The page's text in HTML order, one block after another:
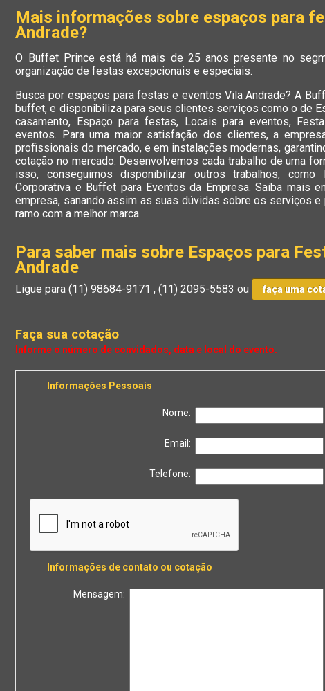
Mais informações sobre espaços para
Andrade?
O Buffet Prince está há mais de 25 anos presente no
organização de festas excepcionais e especiais.
Busca por espaços para festas e eventos Vila Andrade? A
buffet, e disponibiliza para seus clientes serviços como o de
casamento, Espaço para festas, Locais para eventos,
eventos. Para uma maior satisfação dos clientes, a
profissionais do mercado, e em instalações modernas,
cotação no mercado. Desenvolvemos cada trabalho de uma
isso, conseguimos disponibilizar outros trabalhos,
Corporativa e Buffet para Eventos da Empresa. Saiba mais
empresa, sanando assim as suas dúvidas sobre os serviços
ramo com a melhor marca.
Para saber mais sobre Espaços para
Andrade
Ligue para(11) 98684-9171 ,(11) 2095-5583 ou faça uma
Faça sua cotação
Informações Pessoais
Nome:
Email:
Telefone:
Informações de contato ou cotação
Mensagem: